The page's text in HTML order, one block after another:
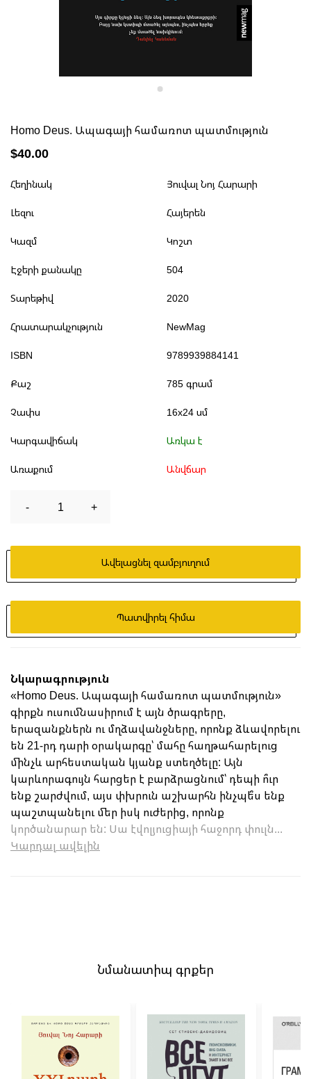
Homo Deus. Ապագայի համառոտ պատմություն
$40.00
Հեղինակ Յուվալ Նոյ Հարարի
Լեզու Հայերեն
Կազմ Կոշտ
Էջերի քանակը 504
Տարեթիվ 2020
Հրատարակչություն NewMag
ISBN 9789939884141
Քաշ 785 գրամ
Չափս 16x24 սմ
Կարգավիճակ Առկա է
Առաքում Անվճար
- 1 +
Ավելացնել զամբյուղում
Պատվիրել հիմա
Նկարագրություն
«Homo Deus. Ապագայի համառոտ պատմություն»
գիրքն ուսումնասիրում է այն ծրագրերը,
երազանքներն ու մղձավանջները, որոնք ձևավորելու
են 21-րդ դարի օրակարգը՝ մահը հաղթահարելուց
մինչև արհեստական կյանք ստեղծելը: Այն
կարևորագույն հարցեր է բարձրացնում՝ դեպի ո՞ւր
ենք շարժվում, այս փխրուն աշխարհն ինչպե՞ս ենք
պաշտպանելու մեր իսկ ուժերից, որոնք
կործանարար են: Սա էվոլյուցիայի հաջորդ փուլն...
Կարդալ ավելին
Նմանատիպ գրքեր